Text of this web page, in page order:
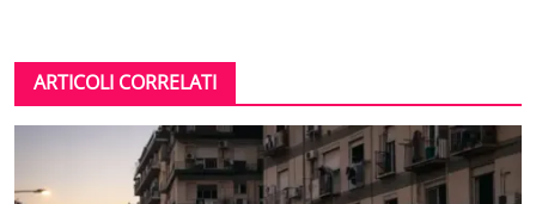
ARTICOLI CORRELATI